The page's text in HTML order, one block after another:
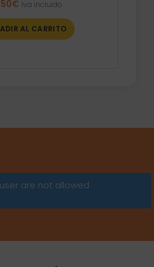
€ Iva incluido
AL CARRITO
are not allowed